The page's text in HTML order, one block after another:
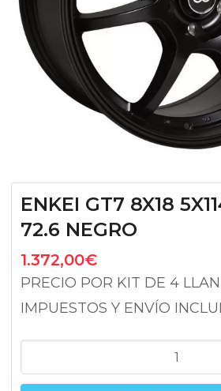
ENKEI GT7 8X18
72.6 NEGRO
1.372,00€
PRECIO POR KIT DE 4
IMPUESTOS Y ENVÍO
GT7